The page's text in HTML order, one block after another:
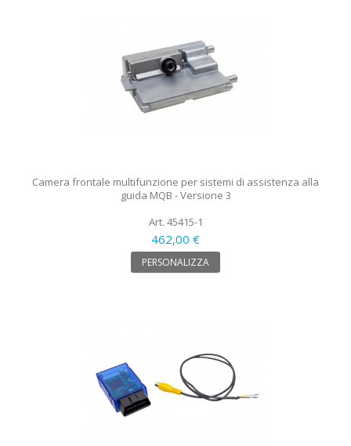
Camera frontale multifunzione per sistemi di assistenza alla
guida MQB - Versione 3
Art. 45415-1
462,00 €
PERSONALIZZA